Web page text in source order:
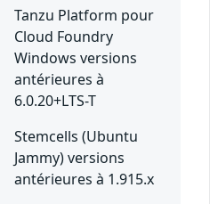
Tanzu Platform pour
Cloud Foundry
Windows versions
antérieures à
6.0.20+LTS-T
Stemcells (Ubuntu
Jammy) versions
antérieures à 1.915.x